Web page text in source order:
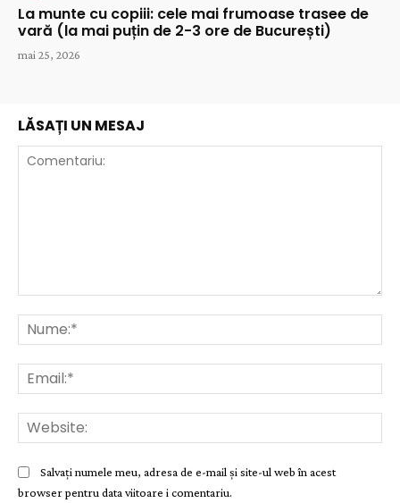
La munte cu copiii: cele mai frumoase trasee de
vară (la mai puțin de 2-3 ore de București)
mai 25, 2026
LĂSAȚI UN MESAJ
Salvați numele meu, adresa de e-mail și site-ul web în acest
browser pentru data viitoare i comentariu.